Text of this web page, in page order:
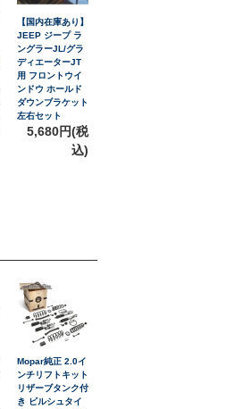
【国内在庫あり】
JEEP ジープ ラ
ングラーJL/グラ
ディエーターJT
用 フロントウイ
ンドウ ホールド
ダウンブラケット
左右セット
5,680円(税
込)
Mopar純正 2.0イ
ンチリフトキット
リザーブタンク付
き ビルシュタイ